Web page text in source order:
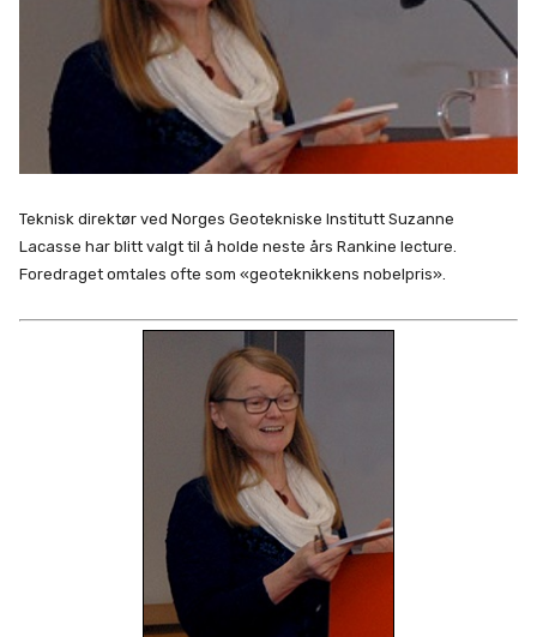
Teknisk direktør ved Norges Geotekniske Institutt Suzanne
Lacasse har blitt valgt til å holde neste års Rankine lecture.
Foredraget omtales ofte som «geoteknikkens nobelpris».